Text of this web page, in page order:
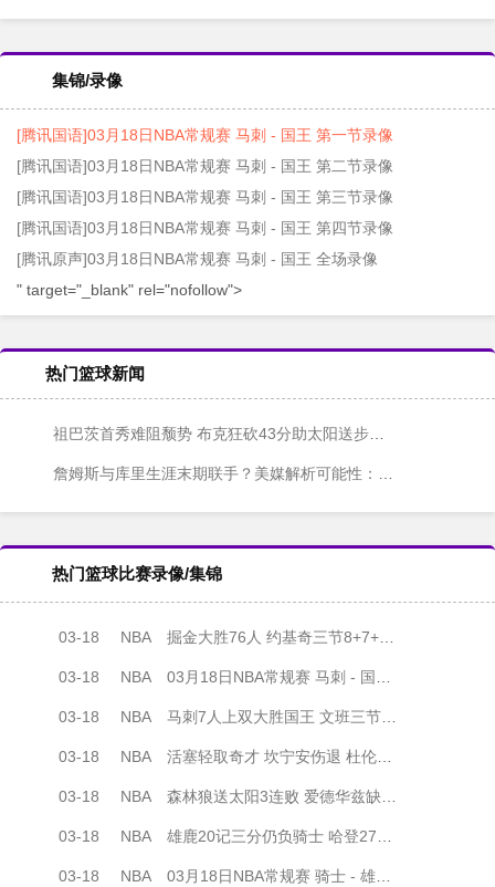
集锦/录像
[腾讯国语]03月18日NBA常规赛 马刺 - 国王 第一节录像
[腾讯国语]03月18日NBA常规赛 马刺 - 国王 第二节录像
[腾讯国语]03月18日NBA常规赛 马刺 - 国王 第三节录像
[腾讯国语]03月18日NBA常规赛 马刺 - 国王 第四节录像
[腾讯原声]03月18日NBA常规赛 马刺 - 国王 全场录像
" target="_blank" rel="nofollow">
热门篮球新闻
祖巴茨首秀难阻颓势 布克狂砍43分助太阳送步行者11连败
詹姆斯与库里生涯末期联手？美媒解析可能性：这次代价最小
热门篮球比赛录像/集锦
03-18 NBA 掘金大胜76人 约基奇三节8+7+14 布劳恩27分钟22分 VJ12中3
03-18 NBA 03月18日NBA常规赛 马刺 - 国王 全场录像
03-18 NBA 马刺7人上双大胜国王 文班三节打卡18+8 威少助攻升至历史第5
03-18 NBA 活塞轻取奇才 坎宁安伤退 杜伦得分生涯新高36+12 卡林顿30分
03-18 NBA 森林狼送太阳3连败 爱德华兹缺阵 布克34+6 杰伦·格林17中3
03-18 NBA 雄鹿20记三分仍负骑士 哈登27+5+6 莫布里27+15 米切尔19+8
03-18 NBA 03月18日NBA常规赛 骑士 - 雄鹿 全场录像